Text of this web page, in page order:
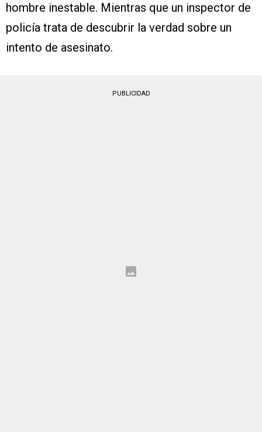
hombre inestable. Mientras que un inspector de
policía trata de descubrir la verdad sobre un
intento de asesinato.
PUBLICIDAD